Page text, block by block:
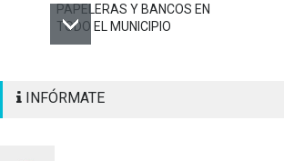
PAPELERAS Y BANCOS EN
TODO EL MUNICIPIO
SEÑALIZACIÓN
INFÓRMATE